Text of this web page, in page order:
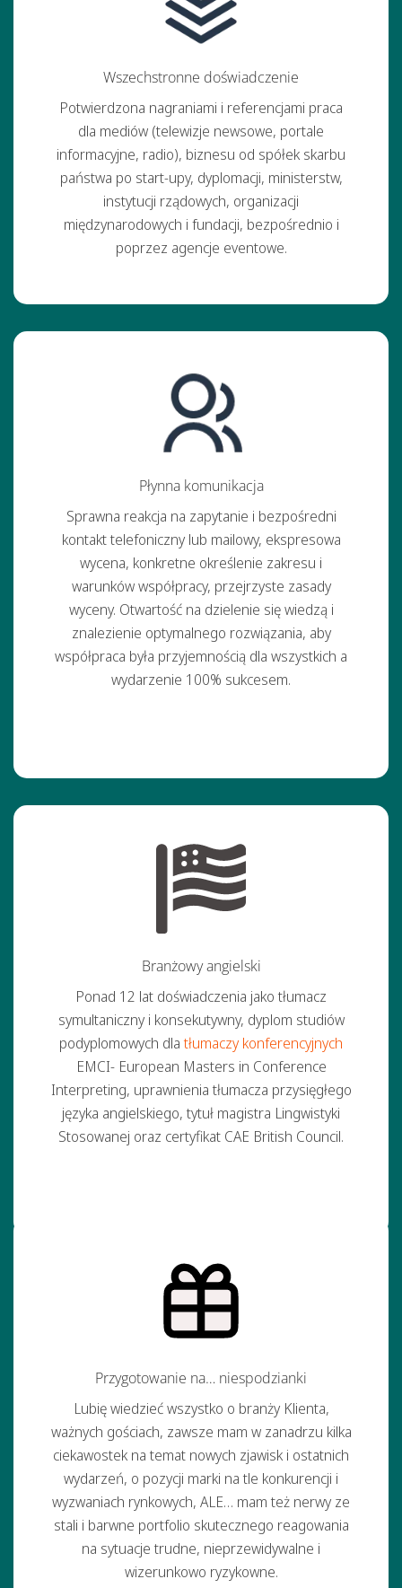
Wszechstronne doświadczenie
Potwierdzona nagraniami i referencjami praca
dla mediów (telewizje newsowe, portale
informacyjne, radio), biznesu od spółek skarbu
państwa po start-upy, dyplomacji, ministerstw,
instytucji rządowych, organizacji
międzynarodowych i fundacji, bezpośrednio i
poprzez agencje eventowe.
Płynna komunikacja
Sprawna reakcja na zapytanie i bezpośredni
kontakt telefoniczny lub mailowy, ekspresowa
wycena, konkretne określenie zakresu i
warunków współpracy, przejrzyste zasady
wyceny. Otwartość na dzielenie się wiedzą i
znalezienie optymalnego rozwiązania, aby
współpraca była przyjemnością dla wszystkich a
wydarzenie 100% sukcesem.
Branżowy angielski
Ponad 12 lat doświadczenia jako tłumacz
symultaniczny i konsekutywny, dyplom studiów
podyplomowych dlatłumaczy konferencyjnych
EMCI- European Masters in Conference
Interpreting, uprawnienia tłumacza przysięgłego
języka angielskiego, tytuł magistra Lingwistyki
Stosowanej oraz certyfikat CAE British Council.
Przygotowanie na… niespodzianki
Lubię wiedzieć wszystko o branży Klienta,
ważnych gościach, zawsze mam w zanadrzu kilka
ciekawostek na temat nowych zjawisk i ostatnich
wydarzeń, o pozycji marki na tle konkurencji i
wyzwaniach rynkowych, ALE… mam też nerwy ze
stali i barwne portfolio skutecznego reagowania
na sytuacje trudne, nieprzewidywalne i
wizerunkowo ryzykowne.